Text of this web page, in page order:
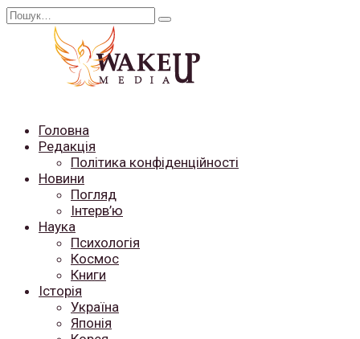
Перейти
Search
Головна
Редакція
Політика конфіденційності
Новини
Погляд
Інтерв’ю
Наука
Психологія
Космос
Книги
Історія
Україна
Японія